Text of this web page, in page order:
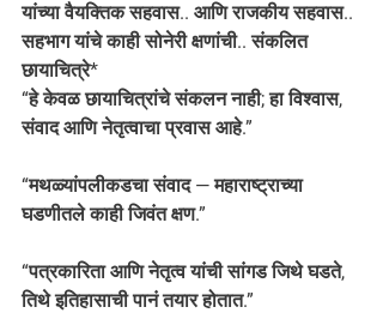
यांच्या वैयक्तिक सहवास.. आणि राजकीय सहवास..
सहभाग यांचे काही सोनेरी क्षणांची.. संकलित
छायाचित्रे*
“हे केवळ छायाचित्रांचे संकलन नाही; हा विश्वास,
संवाद आणि नेतृत्वाचा प्रवास आहे.”
“मथळ्यांपलीकडचा संवाद — महाराष्ट्राच्या
घडणीतले काही जिवंत क्षण.”
“पत्रकारिता आणि नेतृत्व यांची सांगड जिथे घडते,
तिथे इतिहासाची पानं तयार होतात.”